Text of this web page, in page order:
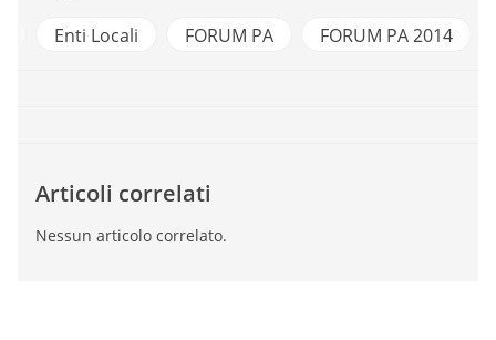
Enti Locali FORUM PA FORUM PA 2014
Articoli correlati
Nessun articolo correlato.